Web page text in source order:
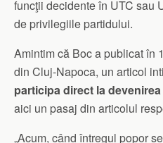
funcţii decidente în UTC sau
de privilegiile partidului.
Amintim că Boc a publicat în
din Cluj-Napoca, un articol
participa direct la
aici un pasaj din articolul
„Acum, când întregul popor